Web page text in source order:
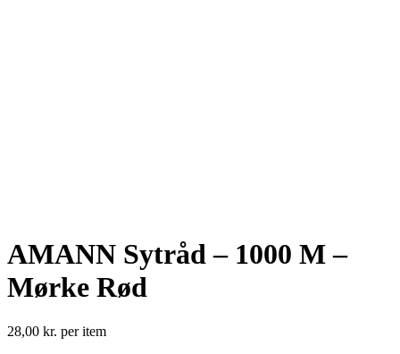
AMANN Sytråd – 1000 M –
Mørke Rød
28,00 kr. per item